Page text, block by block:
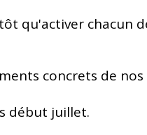
qu'activer chacun
concrets de nos
début juillet.